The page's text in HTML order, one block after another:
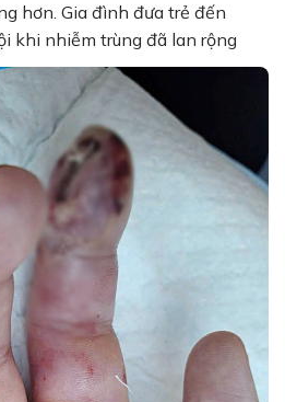
hơn. Gia đình đưa trẻ đến
khi nhiễm trùng đã lan rộng